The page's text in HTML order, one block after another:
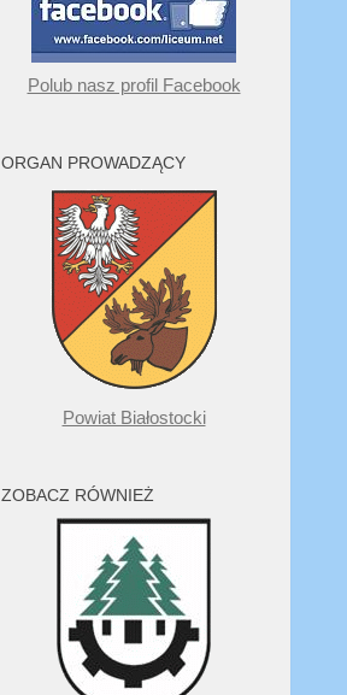
Polub nasz profil Facebook
ORGAN PROWADZĄCY
Powiat Białostocki
ZOBACZ RÓWNIEŻ